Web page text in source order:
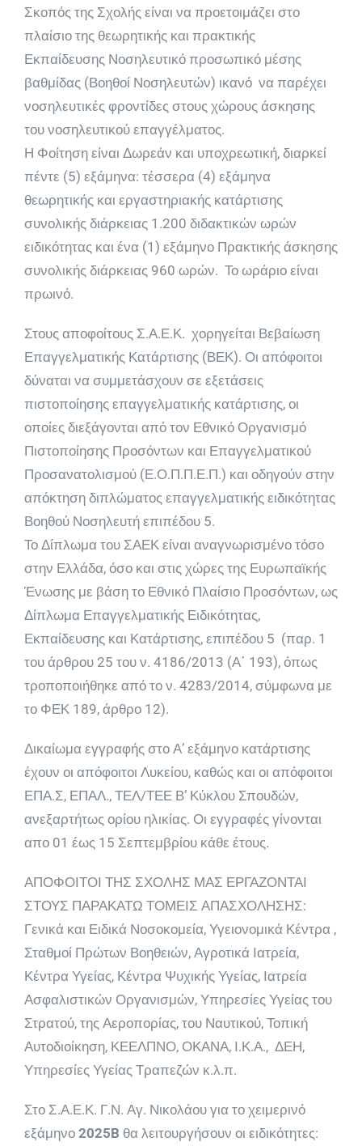
Σκοπός της Σχολής είναι να προετοιμάζει στο
πλαίσιο της θεωρητικής και πρακτικής
Εκπαίδευσης Νοσηλευτικό προσωπικό μέσης
βαθμίδας (Βοηθοί Νοσηλευτών) ικανό να παρέχει
νοσηλευτικές φροντίδες στους χώρους άσκησης
του νοσηλευτικού επαγγέλματος.
Η Φοίτηση είναι Δωρεάν και υποχρεωτική, διαρκεί
πέντε (5) εξάμηνα: τέσσερα (4) εξάμηνα
θεωρητικής και εργαστηριακής κατάρτισης
συνολικής διάρκειας 1.200 διδακτικών ωρών
ειδικότητας και ένα (1) εξάμηνο Πρακτικής άσκησης
συνολικής διάρκειας 960 ωρών. Το ωράριο είναι
πρωινό.
Στους αποφοίτους Σ.Α.Ε.Κ. χορηγείται Βεβαίωση
Επαγγελματικής Κατάρτισης (ΒΕΚ). Οι απόφοιτοι
δύναται να συμμετάσχουν σε εξετάσεις
πιστοποίησης επαγγελματικής κατάρτισης, οι
οποίες διεξάγονται από τον Εθνικό Οργανισμό
Πιστοποίησης Προσόντων και Επαγγελματικού
Προσανατολισμού (Ε.Ο.Π.Π.Ε.Π.) και οδηγούν στην
απόκτηση διπλώματος επαγγελματικής ειδικότητας
Βοηθού Νοσηλευτή επιπέδου 5.
Το Δίπλωμα του ΣΑΕΚ είναι αναγνωρισμένο τόσο
στην Ελλάδα, όσο και στις χώρες της Ευρωπαϊκής
Ένωσης με βάση το Εθνικό Πλαίσιο Προσόντων, ως
Δίπλωμα Επαγγελματικής Ειδικότητας,
Εκπαίδευσης και Κατάρτισης, επιπέδου 5 (παρ. 1
του άρθρου 25 του ν. 4186/2013 (Α΄ 193), όπως
τροποποιήθηκε από το ν. 4283/2014, σύμφωνα με
το ΦΕΚ 189, άρθρο 12).
Δικαίωμα εγγραφής στο Α’ εξάμηνο κατάρτισης
έχουν οι απόφοιτοι Λυκείου, καθώς και οι απόφοιτοι
ΕΠΑ.Σ, ΕΠΑΛ., ΤΕΛ/ΤΕΕ Β’ Κύκλου Σπουδών,
ανεξαρτήτως ορίου ηλικίας. Οι εγγραφές γίνονται
απο 01 έως 15 Σεπτεμβρίου κάθε έτους.
ΑΠΟΦΟΙΤΟΙ ΤΗΣ ΣΧΟΛΗΣ ΜΑΣ ΕΡΓΑΖΟΝΤΑΙ
ΣΤΟΥΣ ΠΑΡΑΚΑΤΩ ΤΟΜΕΙΣ ΑΠΑΣΧΟΛΗΣΗΣ:
Γενικά και Ειδικά Νοσοκομεία, Υγειονομικά Κέντρα ,
Σταθμοί Πρώτων Βοηθειών, Αγροτικά Ιατρεία,
Κέντρα Υγείας, Κέντρα Ψυχικής Υγείας, Ιατρεία
Ασφαλιστικών Οργανισμών, Υπηρεσίες Υγείας του
Στρατού, της Αεροπορίας, του Ναυτικού, Τοπική
Αυτοδιοίκηση, ΚΕΕΛΠΝΟ, ΟΚΑΝΑ, Ι.Κ.Α., ΔΕΗ,
Υπηρεσίες Υγείας Τραπεζών κ.λ.π.
Στο Σ.Α.Ε.Κ. Γ.Ν. Αγ. Νικολάου για το χειμερινό
εξάμηνο 2025B θα λειτουργήσουν οι ειδικότητες: